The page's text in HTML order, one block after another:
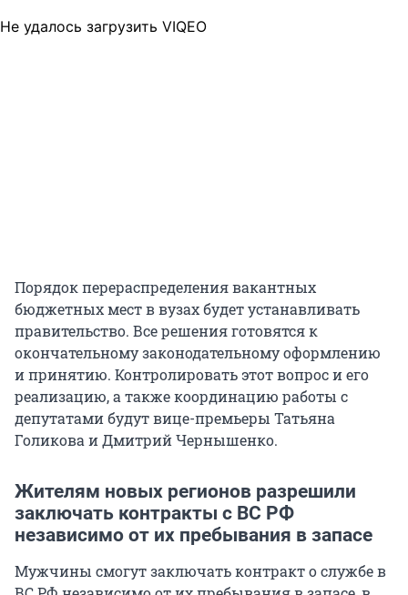
Не удалось загрузить VIQEO
Порядок перераспределения вакантных
бюджетных мест в вузах будет устанавливать
правительство. Все решения готовятся к
окончательному законодательному оформлению
и принятию. Контролировать этот вопрос и его
реализацию, а также координацию работы с
депутатами будут вице-премьеры Татьяна
Голикова и Дмитрий Чернышенко.
Жителям новых регионов разрешили
заключать контракты с ВС РФ
независимо от их пребывания в запасе
Мужчины смогут заключать контракт о службе в